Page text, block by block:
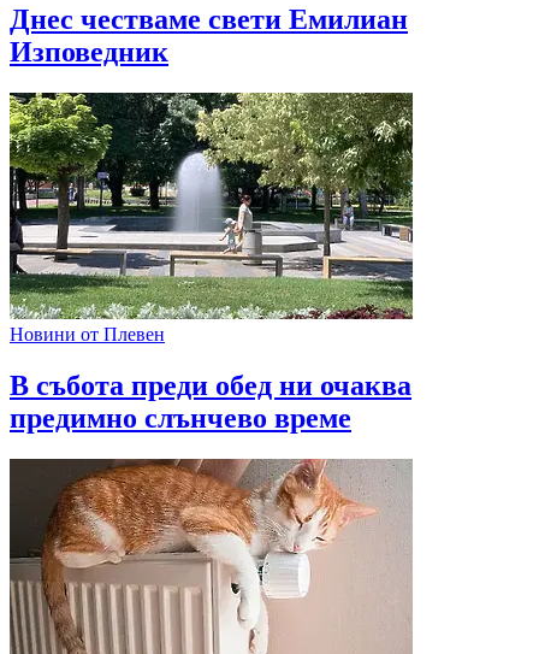
Днес честваме свети Емилиан
Изповедник
Новини от Плевен
В събота преди обед ни очаква
предимно слънчево време